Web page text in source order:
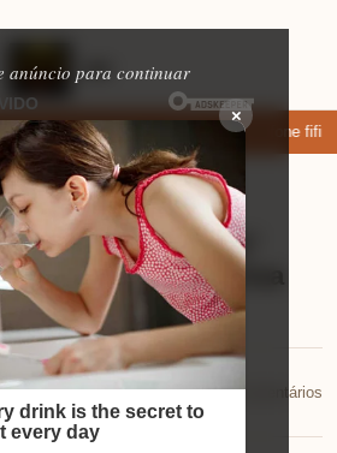
anúncio para continuar
×
enviar fotos e vídeos Microfone fifine
Vision AI TV 55”
Revolução na Sua
📅 21/10/2025💬 0 comentários